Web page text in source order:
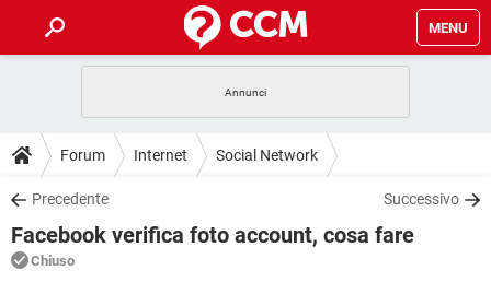
MENU
INTRATTENIMENTO ANDROID
iOS
INSTAGRAM WHATSAPP
TIKTOK
GUIDE
COVID-19
iOS
DOWNLOAD
COVID-19 GAMING
INTRATTENIMENTO
FORUM
Forum Internet Social Network
Precedente Successivo
Facebook verifica foto account, cosa fare
Chiuso